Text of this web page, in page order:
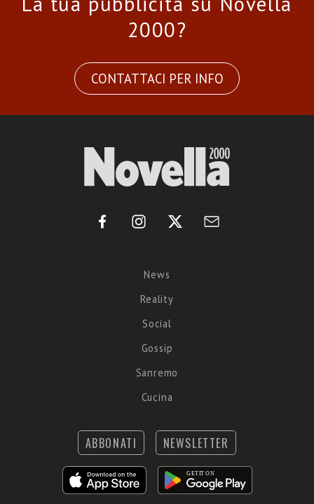
2000?
CONTATTACI PER INFO
News
Reality
Social
Gossip
Sanremo
Cucina
ABBONATI NEWSLETTER